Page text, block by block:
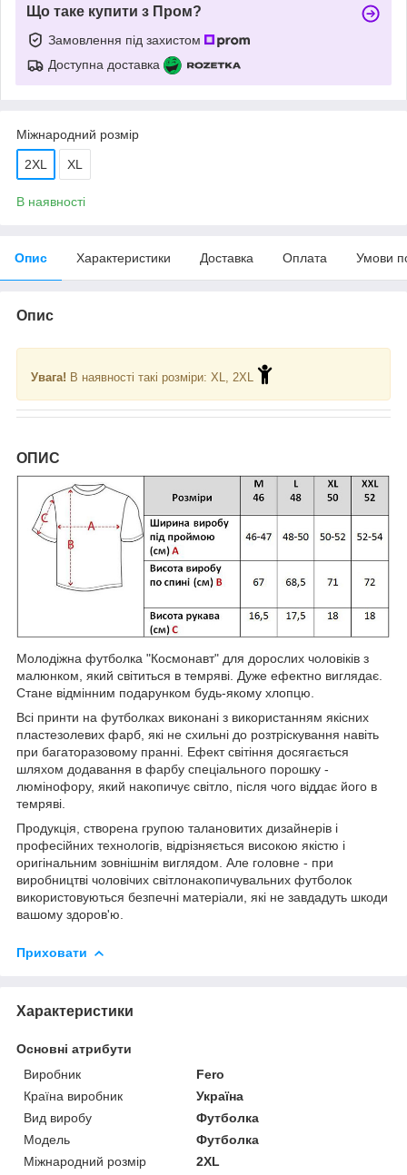
Що таке купити з Пром?
Замовлення під захистом
Доступна доставка
Міжнародний розмір
2XL XL
В наявності
Опис Характеристики Доставка Оплата Умови
Опис
Увага! В наявності такі розміри: XL, 2XL
ОПИС
Молодіжна футболка "Космонавт" для дорослих чоловіків з
малюнком, який світиться в темряві. Дуже ефектно виглядає.
Стане відмінним подарунком будь-якому хлопцю.
Всі принти на футболках виконані з використанням якісних
пластезолевих фарб, які не схильні до розтріскування навіть
при багаторазовому пранні. Ефект світіння досягається
шляхом додавання в фарбу спеціального порошку -
люмінофору, який накопичує світло, після чого віддає його в
темряві.
Продукція, створена групою талановитих дизайнерів і
професійних технологів, відрізняється високою якістю і
оригінальним зовнішнім виглядом. Але головне - при
виробництві чоловічих світлонакопичувальних футболок
використовуються безпечні матеріали, які не завдадуть шкоди
вашому здоров'ю.
Приховати
Характеристики
Основні атрибути
Виробник
Fero
Країна виробник
Україна
Вид виробу
Футболка
Модель
Футболка
Міжнародний розмір
2XL